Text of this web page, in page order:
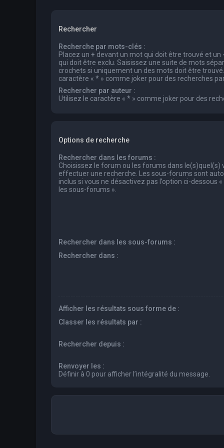
Rechercher
Recherche par mots-clés :
Placez un + devant un mot qui doit être trouvé et un
qui doit être exclu. Saisissez une suite de mots
crochets si uniquement un des mots doit être
caractère « * » comme joker pour des recherches
Rechercher par auteur :
Utilisez le caractère « * » comme joker pour des
Options de recherche
Rechercher dans les forums :
Choisissez le forum ou les forums dans le(s)quel(s)
effectuer une recherche. Les sous-forums sont
inclus si vous ne désactivez pas l’option ci-dessous
les sous-forums ».
Rechercher dans les sous-forums :
Rechercher dans :
Afficher les résultats sous forme de :
Classer les résultats par :
Rechercher depuis :
Renvoyer les :
Définir à 0 pour afficher l’intégralité du message.